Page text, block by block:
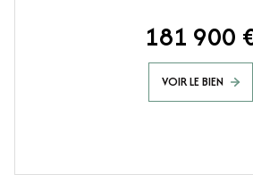
181 900
VOIR LE BIEN